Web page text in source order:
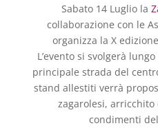
Sabato 14 Luglio la
collaborazione con le
organizza la X
L’evento si svolgerà
principale strada del
stand allestiti verrà
zagarolesi,
condimenti